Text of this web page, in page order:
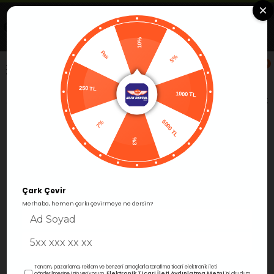
0
Cihazlar Dental Ünitler Dental
Ücretsiz Kargo
Uygulamada Aç
Alfa Group Dental
Ücretsiz -Google Play'de
10%
5%
1000 TL
5000 TL
%3
7%
250 TL
Pas
Çark Çevir
Merhaba, hemen çarkı çevirmeye ne dersin?
Tanıtım, pazarlama, reklam ve benzeri amaçlarla tarafıma ticari elektronik ileti